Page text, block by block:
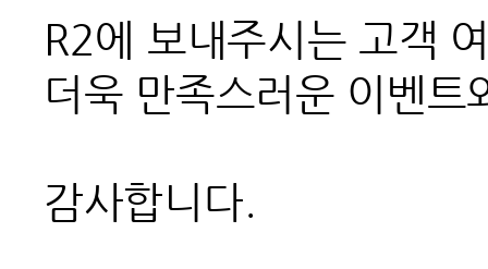
R2에 보내주시는 고객
더욱 만족스러운 이벤
감사합니다.